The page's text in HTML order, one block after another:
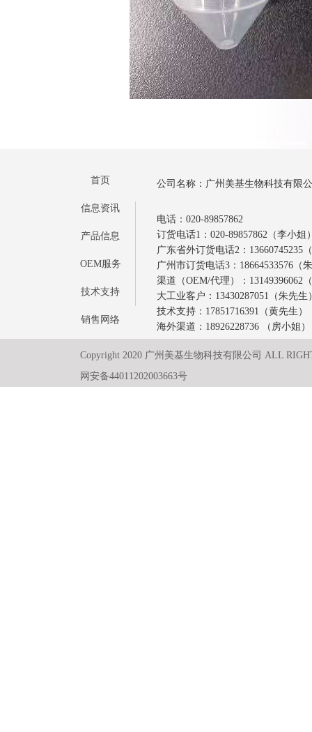
首页
信息资讯
产品信息
OEM服务
技术支持
销售网络
公司名称：广州美基生物科技有限
电话：020-89857862
订货电话1：020-89857862（李小姐
广东省外订货电话2：13660745235
广州市订货电话3：18664533576（
渠道（OEM/代理）：13149396062
大工业客户：13430287051（朱先生
技术支持：17851716391（黄先生）
海外渠道：18926228736 （房小姐）
Copyright 2020 广州美基生物科技有限公司 ALL
网安备44011202003663号